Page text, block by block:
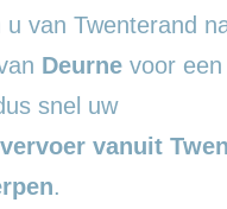
u van Twenterand
Deurne voor
snel uw
vanuit
.